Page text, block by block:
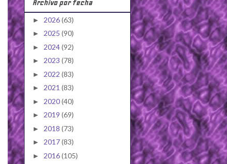
Archivo por fecha
► 2026(63)
► 2025 (90)
► 2024(92)
► 2023 (78)
► 2022 (83)
► 2021 (83)
► 2020(40)
► 2019 (69)
► 2018 (73)
► 2017(83)
► 2016(105)